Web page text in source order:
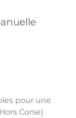
pour une
Corse)